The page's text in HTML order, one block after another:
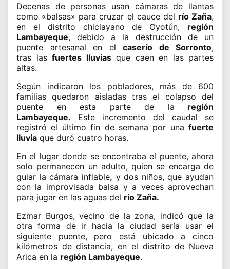
Decenas de personas usan cámaras de llantas
como «balsas» para cruzar el cauce del río Zaña,
en el distrito chiclayano de Oyotún, región
Lambayeque, debido a la destrucción de un
puente artesanal en el caserío de Sorronto,
tras las fuertes lluviasque caen en las partes
altas.
Según indicaron los pobladores, más de 600
familias quedaron aisladas tras el colapso del
puente en esta parte de la región
Lambayeque. Este incremento del caudal se
registró el último fin de semana por una fuerte
lluvia que duró cuatro horas.
En el lugar donde se encontraba el puente, ahora
solo permanecen un adulto, quien se encarga de
guiar la cámara inflable, y dos niños, que ayudan
con la improvisada balsa y a veces aprovechan
para jugar en las aguas del río Zaña.
Ezmar Burgos, vecino de la zona, indicó que la
otra forma de ir hacia la ciudad sería usar el
siguiente puente, pero está ubicado a cinco
kilómetros de distancia, en el distrito de Nueva
Arica en la región Lambayeque.